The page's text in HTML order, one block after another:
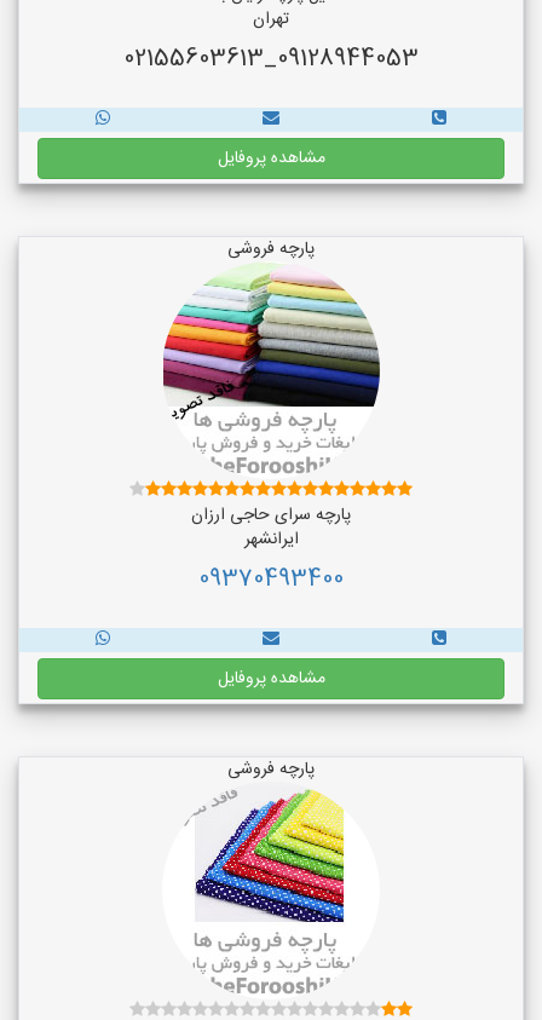
تهران
09128944053_02155603613
مشاهده پروفایل
پارچه فروشی
پارچه سرای حاجی ارزان
ایرانشهر
09370493400
مشاهده پروفایل
پارچه فروشی